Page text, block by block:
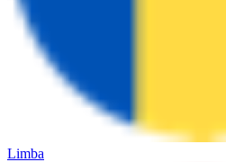
Limba